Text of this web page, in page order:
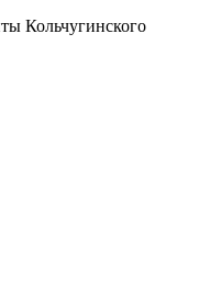
Кольчугинского